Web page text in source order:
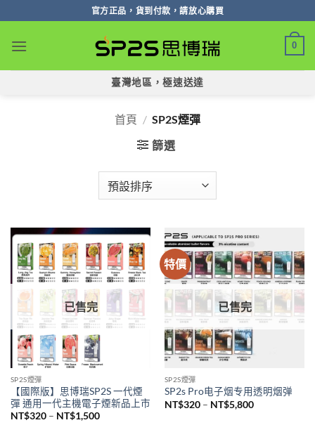
轉
官方正品，貨到付款，請放心購買
0
臺灣地區，極速送達
首頁 / SP2S煙彈
篩選
已售完
SP2S煙彈
【國際版】思博瑞SP2S 一代煙
彈 通用一代主機電子煙新品上市
NT$320 – NT$1,500價
特價
已售完
SP2S煙彈
SP2s Pro电子烟专用透明烟弹
NT$320 – NT$5,800價